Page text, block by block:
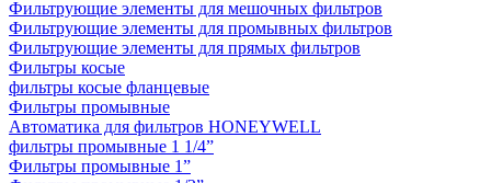
Фильтрующие элементы для мешочных фильтров
Фильтрующие элементы для промывных фильтров
Фильтрующие элементы для прямых фильтров
Фильтры косые
фильтры косые фланцевые
Фильтры промывные
Автоматика для фильтров HONEYWELL
фильтры промывные 1 1/4”
Фильтры промывные 1”